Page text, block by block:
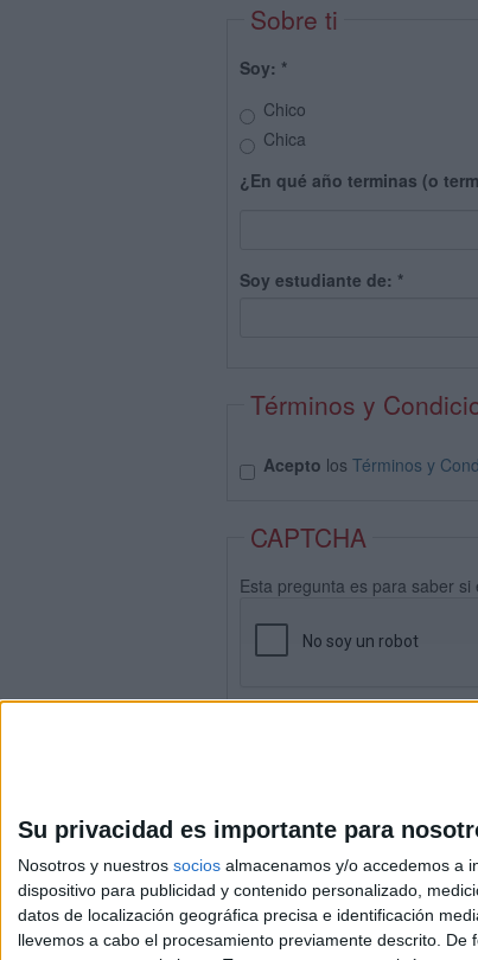
Su privacidad es importante para
Nosotros y nuestros socios almacenamos y/o accedemos a
dispositivo para publicidad y contenido personalizado,
datos de localización geográfica precisa e identificación
llevemos a cabo el procesamiento previamente descrito.
Sobre ti
Soy: *
Chico
Chica
¿En qué año terminas (o
Soy estudiante de: *
Términos y
Acepto los Términos y
CAPTCHA
Esta pregunta es para saber